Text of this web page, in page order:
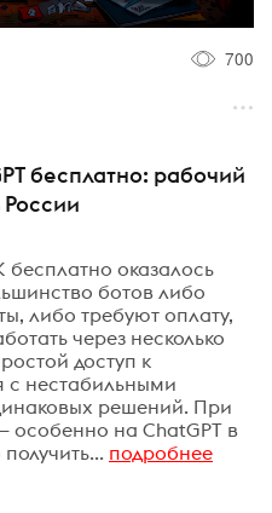
700
бесплатно: рабочий
России
бесплатно оказалось
ботов либо
либо требуют оплату,
через несколько
доступ к
с нестабильными
решений. При
особенно на ChatGPT в
подробнее